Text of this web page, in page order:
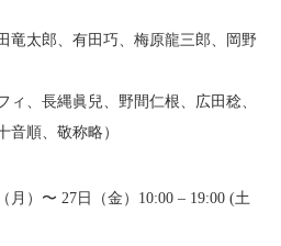
竜太郎、有田巧、梅原龍三郎、岡野
ィ、長縄眞兒、野間仁根、広田稔、
順、敬称略）
月）〜 27日（金）10:00 – 19:00 (土